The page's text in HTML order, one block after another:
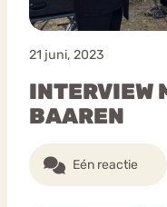
21 juni, 2023
INTERVIEW
BAAREN
Eén reactie